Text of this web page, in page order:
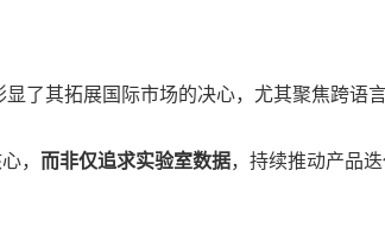
了其拓展国际市场的决心，尤其聚焦跨语
， 而非仅追求实验室数据，持续推动产品